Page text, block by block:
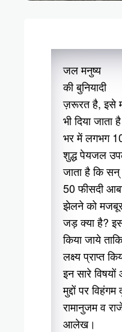
जल मनुष्य
की बुनियादी
ज़रूरत है, इसे
भी दिया
भर में लगभग
शुद्ध पेयजल
जाता है कि
50 फीसदी
झेलने को
जड़ क्या है?
किया जाये
लक्ष्य प्राप्त
इन सारे
मुद्दों पर
रामानुजम व
आलेख।